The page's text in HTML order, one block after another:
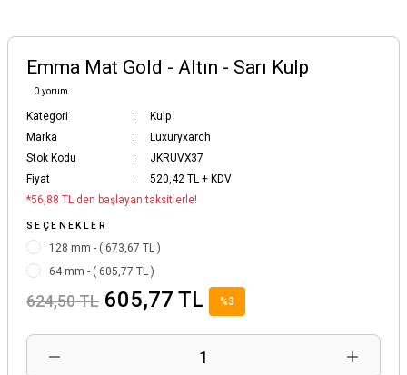
Emma Mat Gold - Altın - Sarı Kulp
0 yorum
Kategori
Kulp
Marka
Luxuryxarch
Stok Kodu
JKRUVX37
Fiyat
520,42 TL + KDV
*56,88 TL den başlayan taksitlerle!
SEÇENEKLER
128 mm - ( 673,67 TL )
64 mm - ( 605,77 TL )
624,50 TL 605,77 TL %3